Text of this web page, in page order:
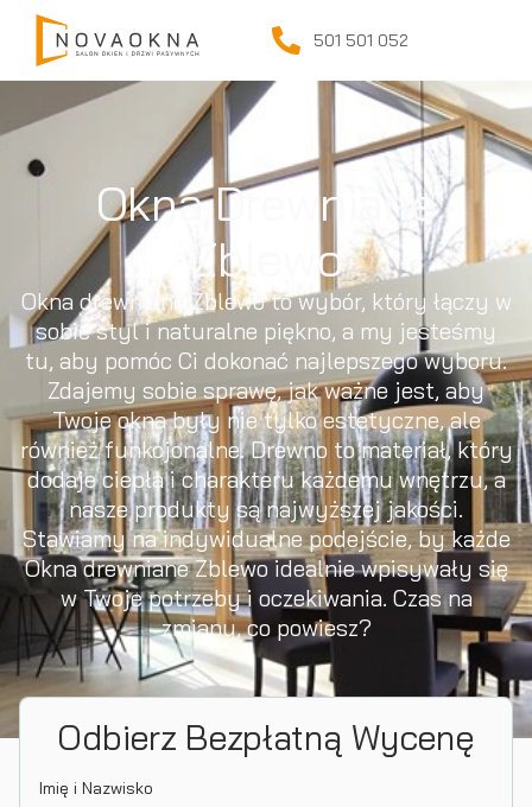
501 501 052
Okna Drewniane
Zblewo
Okna drewniane Zblewo to wybór, który łączy w
sobie styl i naturalne piękno, a my jesteśmy
tu, aby pomóc Ci dokonać najlepszego wyboru.
Zdajemy sobie sprawę, jak ważne jest, aby
Twoje okna były nie tylko estetyczne, ale
również funkcjonalne. Drewno to materiał, który
dodaje ciepła i charakteru każdemu wnętrzu, a
nasze produkty są najwyższej jakości.
Stawiamy na indywidualne podejście, by każde
Okna drewniane Zblewo idealnie wpisywały się
w Twoje potrzeby i oczekiwania. Czas na
zmiany, co powiesz?
Odbierz Bezpłatną Wycenę
Imię i Nazwisko